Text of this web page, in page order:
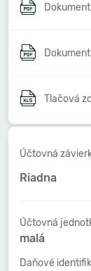
Tlačová
Účtovná
Riadna
Účtovná
malá
Daňové